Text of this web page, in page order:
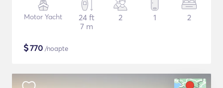
Motor Yacht
24 ft
7 m
2 1 2
$770 /noapte